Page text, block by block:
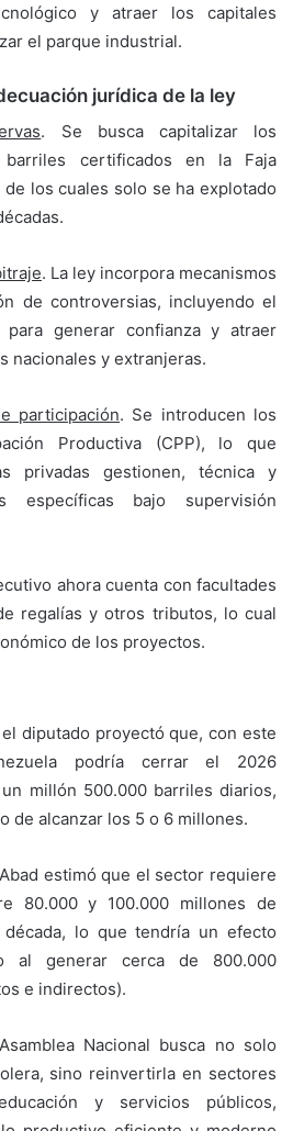
y atraer los capitales
el parque industrial.
jurídica de la ley
. Se busca capitalizar los
certificados en la Faja
los cuales solo se ha explotado
. La ley incorpora mecanismos
de controversias, incluyendo el
para generar confianza y atraer
nacionales y extranjeras.
participación. Se introducen los
Productiva (CPP), lo que
privadas gestionen, técnica y
específicas bajo supervisión
ahora cuenta con facultades
regalías y otros tributos, lo cual
de los proyectos.
diputado proyectó que, con este
podría cerrar el 2026
millón 500.000 barriles diarios,
de alcanzar los 5 o 6 millones.
estimó que el sector requiere
80.000 y 100.000 millones de
lo que tendría un efecto
al generar cerca de 800.000
e indirectos).
Nacional busca no solo
sino reinvertirla en sectores
y servicios públicos,